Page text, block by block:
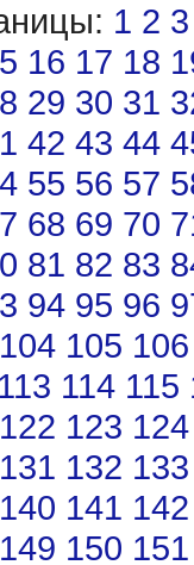
1 2 3
16 17 18
29 30 31
42 43 44
55 56 57
68 69 70
81 82 83
94 95 96
104 105 106
113 114 115
122 123 124
131 132 133
140 141 142
149 150 151